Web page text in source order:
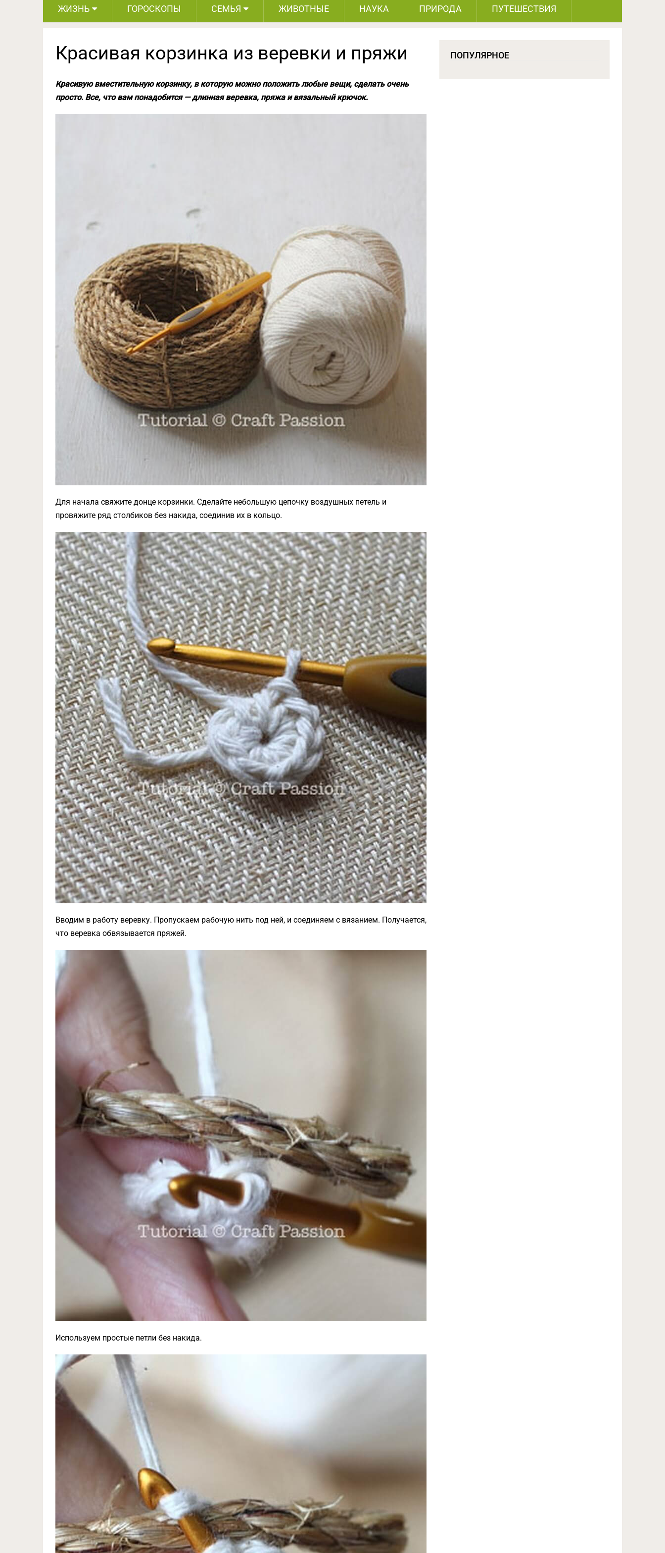
ЖИЗНЬ ГОРОСКОПЫ СЕМЬЯ ЖИВОТНЫЕ НАУКА ПРИРОДА ПУТЕШЕСТВИЯ
Красивая корзинка из веревки и пряжи
Красивую вместительную корзинку, в которую можно положить любые вещи, сделать очень
просто. Все, что вам понадобится — длинная веревка, пряжа и вязальный крючок.
Для начала свяжите донце корзинки. Сделайте небольшую цепочку воздушных петель и
провяжите ряд столбиков без накида, соединив их в кольцо.
Вводим в работу веревку. Пропускаем рабочую нить под ней, и соединяем с вязанием. Получается,
что веревка обвязывается пряжей.
Используем простые петли без накида.
ПОПУЛЯРНОЕ